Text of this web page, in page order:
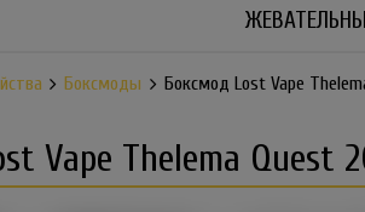
Боксмоды Боксмод Lost Vape
Vape Thelema Quest